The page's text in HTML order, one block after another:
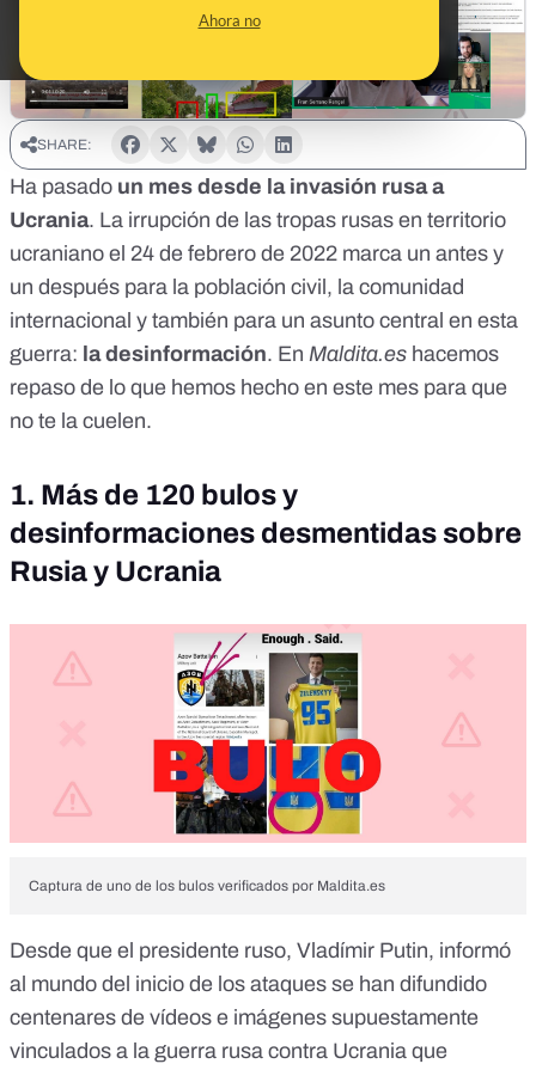
Ahora no
SHARE:
Ha pasado un mes desde la invasión rusa a
Ucrania. La irrupción de las tropas rusas en territorio
ucraniano el 24 de febrero de 2022 marca un antes y
un después para la población civil, la comunidad
internacional y también para un asunto central en esta
guerra: la desinformación. En Maldita.es hacemos
repaso de lo que hemos hecho en este mes para que
no te la cuelen.
1. Más de 120 bulos y
desinformaciones desmentidas sobre
Rusia y Ucrania
Captura de uno de los bulos verificados por Maldita.es
Desde que el presidente ruso, Vladímir Putin, informó
al mundo del inicio de los ataques se han difundido
centenares de vídeos e imágenes supuestamente
vinculados a la guerra rusa contra Ucrania que